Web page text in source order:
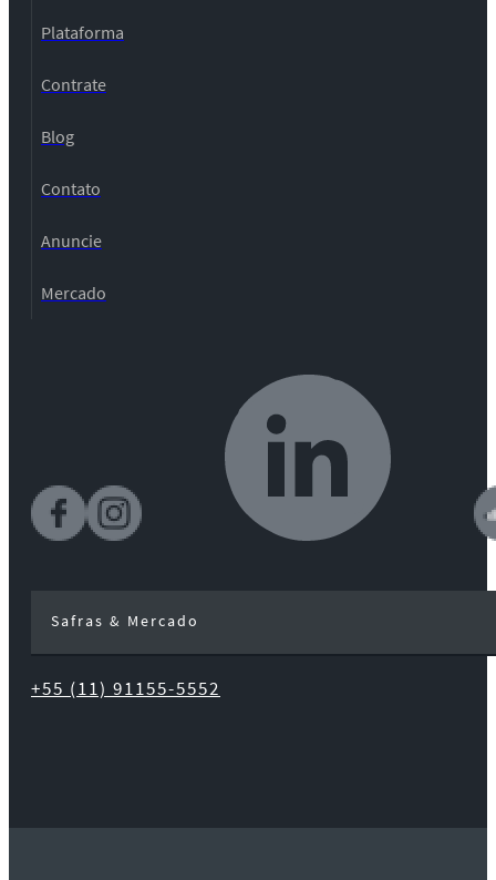
Plataforma
Contrate
Blog
Contato
Anuncie
Mercado
Safras & Mercado
+55 (11) 91155-5552